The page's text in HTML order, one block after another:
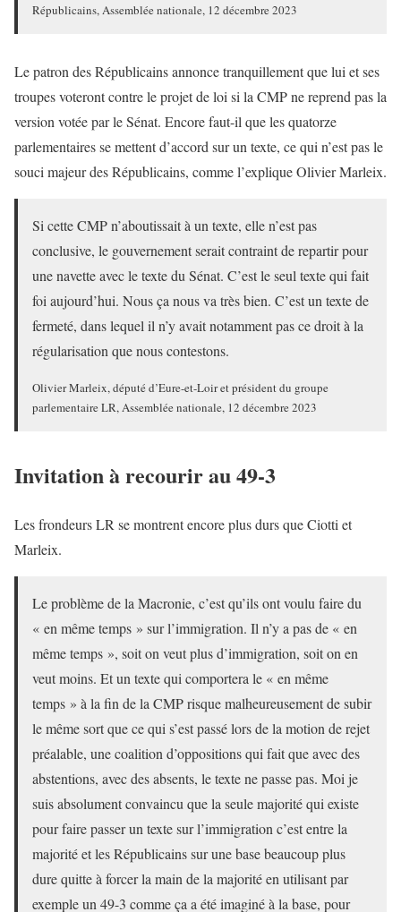
Républicains, Assemblée nationale, 12 décembre 2023
Le patron des Républicains annonce tranquillement que lui et ses
troupes voteront contre le projet de loi si la CMP ne reprend pas la
version votée par le Sénat. Encore faut-il que les quatorze
parlementaires se mettent d’accord sur un texte, ce qui n’est pas le
souci majeur des Républicains, comme l’explique Olivier Marleix.
Si cette CMP n’aboutissait à un texte, elle n’est pas
conclusive, le gouvernement serait contraint de repartir pour
une navette avec le texte du Sénat. C’est le seul texte qui fait
foi aujourd’hui. Nous ça nous va très bien. C’est un texte de
fermeté, dans lequel il n’y avait notamment pas ce droit à la
régularisation que nous contestons.
Olivier Marleix, député d’Eure-et-Loir et président du groupe
parlementaire LR, Assemblée nationale, 12 décembre 2023
Invitation à recourir au 49-3
Les frondeurs LR se montrent encore plus durs que Ciotti et
Marleix.
Le problème de la Macronie, c’est qu’ils ont voulu faire du
« en même temps » sur l’immigration. Il n’y a pas de « en
même temps », soit on veut plus d’immigration, soit on en
veut moins. Et un texte qui comportera le « en même
temps » à la fin de la CMP risque malheureusement de subir
le même sort que ce qui s’est passé lors de la motion de rejet
préalable, une coalition d’oppositions qui fait que avec des
abstentions, avec des absents, le texte ne passe pas. Moi je
suis absolument convaincu que la seule majorité qui existe
pour faire passer un texte sur l’immigration c’est entre la
majorité et les Républicains sur une base beaucoup plus
dure quitte à forcer la main de la majorité en utilisant par
exemple un 49-3 comme ça a été imaginé à la base, pour